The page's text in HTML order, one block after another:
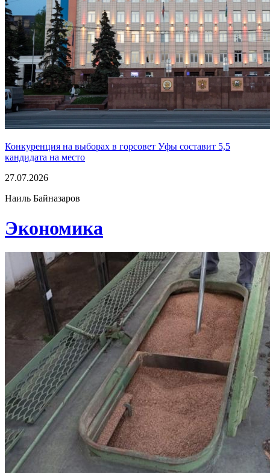
Конкуренция на выборах в горсовет Уфы составит 5,5
кандидата на место
27.07.2026
Наиль Байназаров
Экономика